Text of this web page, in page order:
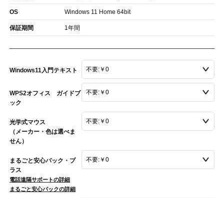
OS Windows 11 Home 64bit
保証期間 1年間
Windows11入門テキスト
WPS2オフィス ガイドブ
ック
光学式マウス
（メーカー・色は選べま
せん）
まるごと安心パック・プ
ラス
電話遠隔サポートの詳細
まるごと安心パックの詳細